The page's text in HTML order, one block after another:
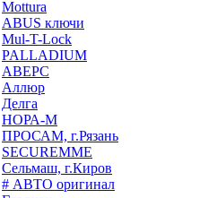
Mottura
ABUS ключи
Mul-T-Lock
PALLADIUM
АВЕРС
Аллюр
Делга
НОРА-М
ПРОСАМ, г.Рязань
SECUREMME
Сельмаш, г.Киров
# АВТО оригинал